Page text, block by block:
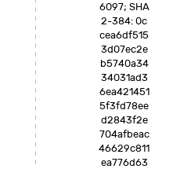
6097; SHA
2-384: 0c
cea6df515
3d07ec2e
b5740a34
34031ad3
6ea421451
5f3fd78ee
d2843f2e
704afbeac
46629c811
ea776d63